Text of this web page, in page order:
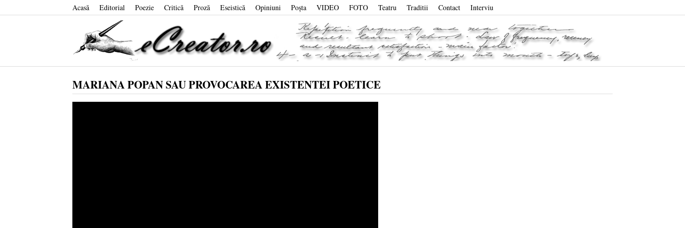
Acasă Editorial Poezie Critică Proză Eseistică Opiniuni Poşta VIDEO FOTO Teatru Traditii Contact Interviu
MARIANA POPAN SAU PROVOCAREA EXISTENTEI POETICE